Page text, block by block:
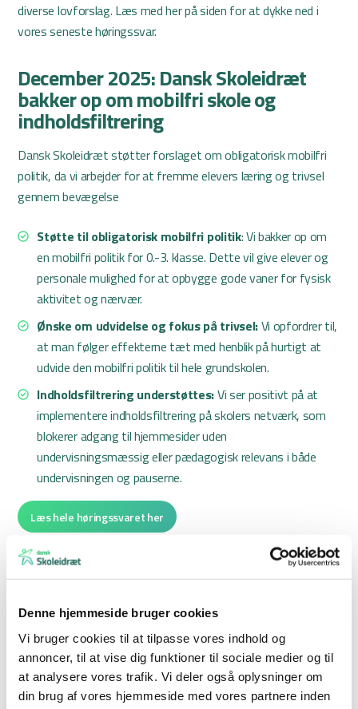
Denne hjemmeside bruger cookies
Vi bruger cookies til at tilpasse vores indhold og
annoncer, til at vise dig funktioner til sociale medier og til
at analysere vores trafik. Vi deler også oplysninger om
din brug af vores hjemmeside med vores partnere inden
diverse lovforslag. Læs med her på siden for at dykke ned i
vores seneste høringssvar.
December 2025: Dansk Skoleidræt
bakker op om mobilfri skole og
indholdsfiltrering
Dansk Skoleidræt støtter forslaget om obligatorisk mobilfri
politik, da vi arbejder for at fremme elevers læring og trivsel
gennem bevægelse
Støtte til obligatorisk mobilfri politik: Vi bakker op om
en mobilfri politik for 0.-3. klasse. Dette vil give elever og
personale mulighed for at opbygge gode vaner for fysisk
aktivitet og nærvær.
Ønske om udvidelse og fokus på trivsel:Vi opfordrer til,
at man følger effekterne tæt med henblik på hurtigt at
udvide den mobilfri politik til hele grundskolen.
Indholdsfiltrering understøttes:Vi ser positivt på at
implementere indholdsfiltrering på skolers netværk, som
blokerer adgang til hjemmesider uden
undervisningsmæssig eller pædagogisk relevans i både
undervisningen og pauserne.
Læs hele høringssvaret her
Juni 2024: Den nye folkeskoleaftale
kvalitetsprogrammet for folkeskolen samt aftaleteksten om
den nye folkeskoleaftale. Opsummeret mener Dansk
Skoleidræt:
Bekymring over reduceret idrætstimetal: Dansk